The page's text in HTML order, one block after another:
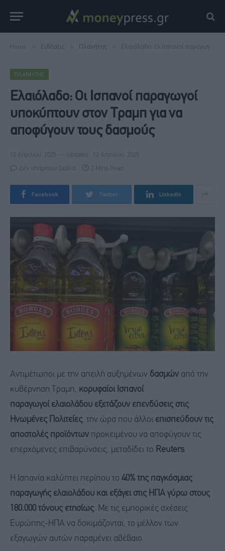
Home Ειδήσεις Πλανήτης Ελαιόλαδο: Οι Ισπανοί παραγωγοί υποκύπτουν στον Τραμπ για να αποφύγουν τους δασμούς
ΠΛΑΝΉΤΗΣ
Ελαιόλαδο: Οι Ισπανοί παραγωγοί
υποκύπτουν στον Τραμπ για να
αποφύγουν τους δασμούς
12 Απριλίου, 2025 Updated: 12 Απριλίου, 2025
Δεν υπάρχουν Σχόλια 2 Mins Read
Facebook Twitter LinkedIn
Αντιμέτωποι με την απειλή αυξημένων δασμών από την
κυβέρνηση Τραμπ, κορυφαίοι Ισπανοί
παραγωγοί ελαιολάδου εξετάζουν επενδύσεις στις
Ηνωμένες Πολιτείες, την ώρα που άλλοι επισπεύδουν τις
αποστολές προϊόντων προκειμένου να αποφύγουν τις
επερχόμενες επιβαρύνσεις, μεταδίδει το Reuters.
Η Ισπανία καλύπτει περίπου το 40% της παγκόσμιας
παραγωγής ελαιολάδου και εξάγει στις ΗΠΑ γύρω στους
180.000 τόνους ετησίως. Με τις εμπορικές σχέσεις
Ευρώπης-ΗΠΑ να δοκιμάζονται, το μέλλον των
εξαγωγών αυτών παραμένει αβέβαιο.